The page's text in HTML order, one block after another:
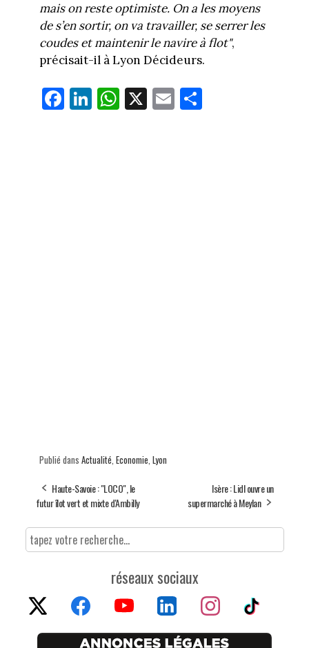
mais on reste optimiste. On a les moyens
de s’en sortir, on va travailler, se serrer les
coudes et maintenir le navire à flot",
précisait-il à Lyon Décideurs.
Fa
ce
Li
nk
W
ha
X E
m
Pa
rt
Publié dans Actualité Economie Lyon
Haute-Savoie : "LOCO", le
futur îlot vert et mixte d'Ambilly
Isère : Lidl ouvre un
supermarché à Meylan
réseaux sociaux